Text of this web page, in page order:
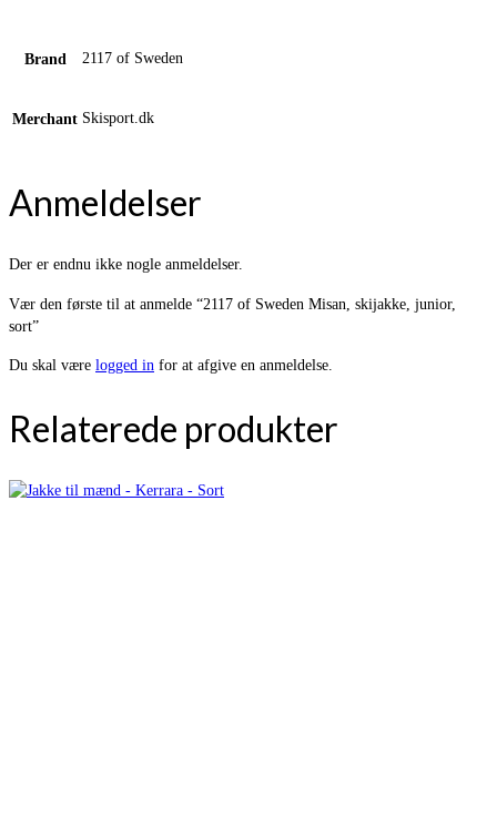
Brand 2117 of Sweden
Merchant Skisport.dk
Anmeldelser
Der er endnu ikke nogle anmeldelser.
Vær den første til at anmelde “2117 of Sweden Misan, skijakke, junior,
sort”
Du skal være logged in for at afgive en anmeldelse.
Relaterede produkter